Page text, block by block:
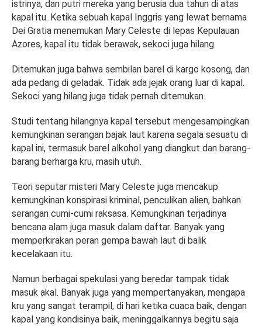
istrinya, dan putri mereka yang berusia dua tahun di atas
kapal itu. Ketika sebuah kapal Inggris yang lewat bernama
Dei Gratia menemukan Mary Celeste di lepas Kepulauan
Azores, kapal itu tidak berawak, sekoci juga hilang.
Ditemukan juga bahwa sembilan barel di kargo kosong, dan
ada pedang di geladak. Tidak ada jejak orang luar di kapal.
Sekoci yang hilang juga tidak pernah ditemukan.
Studi tentang hilangnya kapal tersebut mengesampingkan
kemungkinan serangan bajak laut karena segala sesuatu di
kapal ini, termasuk barel alkohol yang diangkut dan barang-
barang berharga kru, masih utuh.
Teori seputar misteri Mary Celeste juga mencakup
kemungkinan konspirasi kriminal, penculikan alien, bahkan
serangan cumi-cumi raksasa. Kemungkinan terjadinya
bencana alam juga masuk dalam daftar. Banyak yang
memperkirakan peran gempa bawah laut di balik
kecelakaan itu.
Namun berbagai spekulasi yang beredar tampak tidak
masuk akal. Banyak juga yang mempertanyakan, mengapa
kru yang sangat terampil, di hari ketika cuaca baik, dengan
kapal yang kondisinya baik, meninggalkannya begitu saja